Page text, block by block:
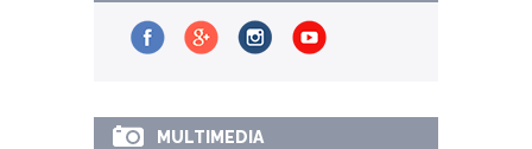
MULTIMEDIA